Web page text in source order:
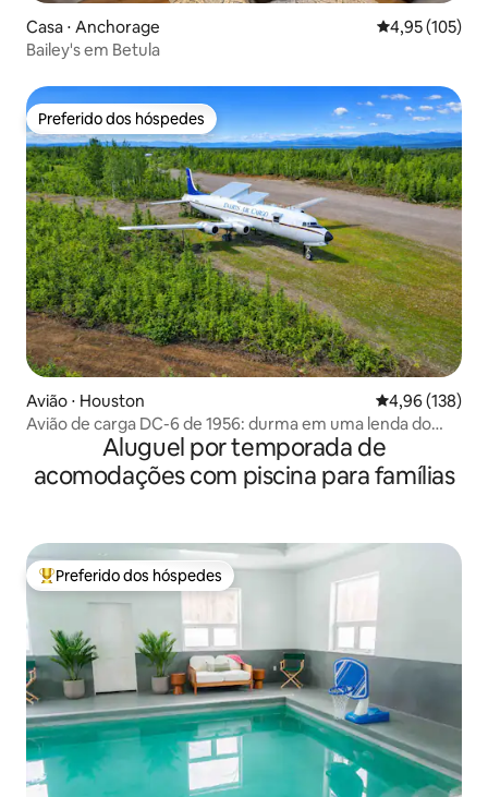
Casa ⋅ Anchorage 4,95 de uma
4,95 (105)
Bailey's em Betula
Preferido dos hóspedes
Preferido dos hóspedes
Avião ⋅ Houston 4,96 de uma
4,96 (138)
Avião de carga DC-6 de 1956: durma em uma lenda do
Aluguel por temporada de
acomodações com piscina para famílias
Entre os melhores preferidos dos hóspedes
Preferido dos hóspedes